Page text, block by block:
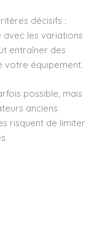
décisifs :
avec les variations
entraîner des
votre équipement.
possible, mais
anciens
risquent de limiter